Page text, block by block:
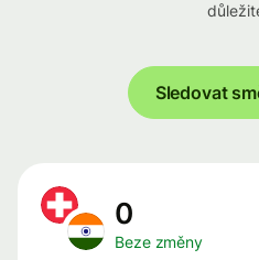
Sledovat
0
Beze změny